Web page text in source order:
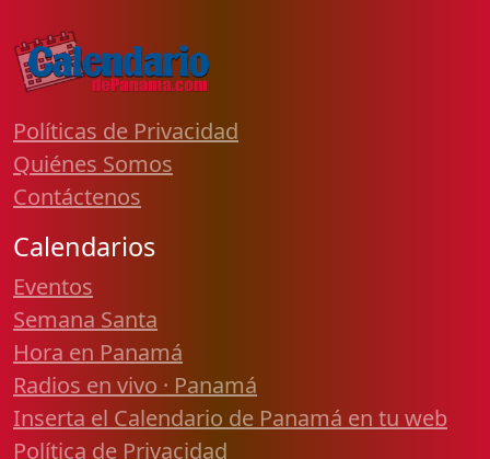
Políticas de Privacidad
Quiénes Somos
Contáctenos
Calendarios
Eventos
Semana Santa
Hora en Panamá
Radios en vivo · Panamá
Inserta el Calendario de Panamá en tu web
Política de Privacidad